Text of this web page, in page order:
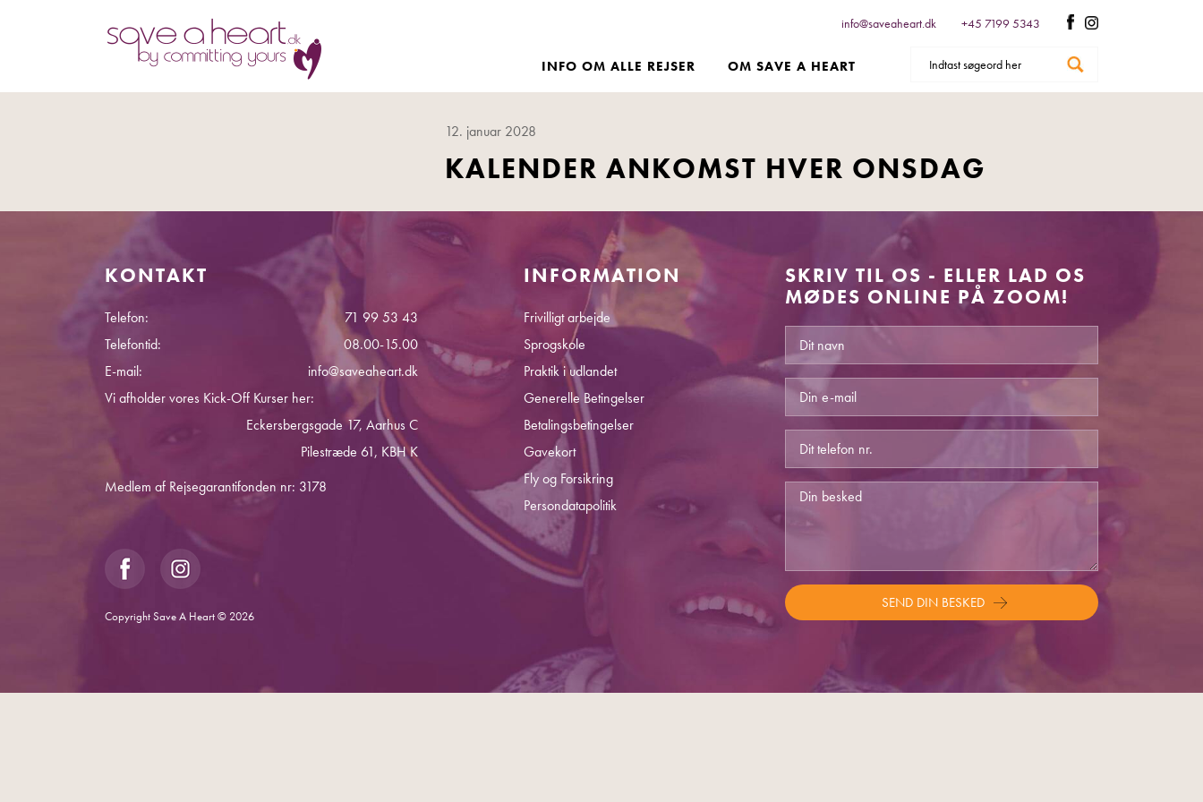
info@saveaheart.dk +45 7199 5343
INFO OM ALLE REJSER OM SAVE A HEART
12. januar 2028
KALENDER ANKOMST HVER ONSDAG
KONTAKT
Telefon:
71 99 53 43
Telefontid:
08.00-15.00
E-mail:
info@saveaheart.dk
Vi afholder vores Kick-Off Kurser her:
Eckersbergsgade 17, Aarhus C
Pilestræde 61, KBH K
Medlem af Rejsegarantifonden nr: 3178
INFORMATION
Frivilligt arbejde
Sprogskole
Praktik i udlandet
Generelle Betingelser
Betalingsbetingelser
Gavekort
Fly og Forsikring
Persondatapolitik
SKRIV TIL OS - ELLER LAD OS
MØDES ONLINE PÅ ZOOM!
SEND DIN BESKED
Copyright Save A Heart © 2026